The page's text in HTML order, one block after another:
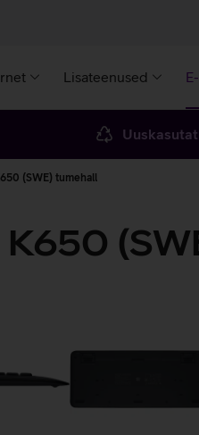
Lisateenused
(SWE) tumehall